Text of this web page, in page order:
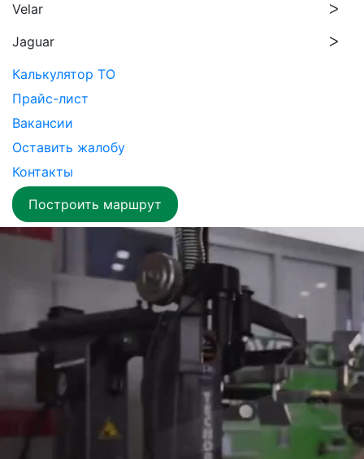
Velar
Jaguar
Калькулятор ТО
Прайс-лист
Вакансии
Оставить жалобу
Контакты
Построить маршрут